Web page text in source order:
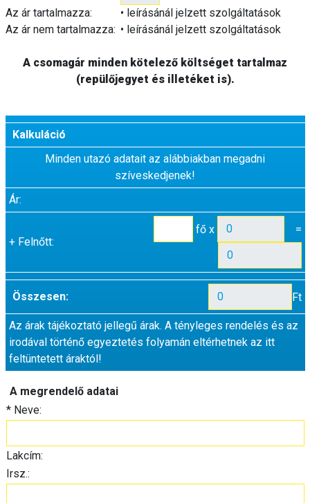
Az ár tartalmazza:
• leírásánál jelzett szolgáltatások
Az ár nem tartalmazza: • leírásánál jelzett szolgáltatások
A csomagár minden kötelező költséget tartalmaz
(repülőjegyet és illetéket is).
Kalkuláció
Minden utazó adatait az alábbiakban megadni
szíveskedjenek!
Ár:
+Felnőtt:
fő x =
Összesen: Ft
Az árak tájékoztató jellegű árak. A tényleges rendelés és az
irodával történő egyeztetés folyamán eltérhetnek az itt
feltüntetett áraktól!
A megrendelő adatai
*Neve:
Lakcím:
Irsz.: